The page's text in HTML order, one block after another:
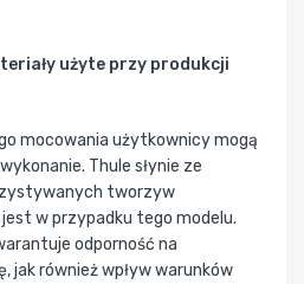
użyte przy produkcji
mocowania użytkownicy mogą
Thule słynie ze
tworzyw
w przypadku tego modelu.
odporność na
jak również wpływ warunków